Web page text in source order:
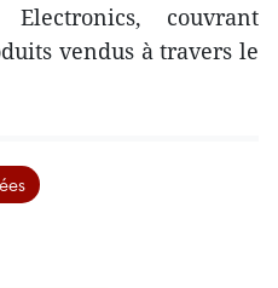
couvrant
vendus à travers le